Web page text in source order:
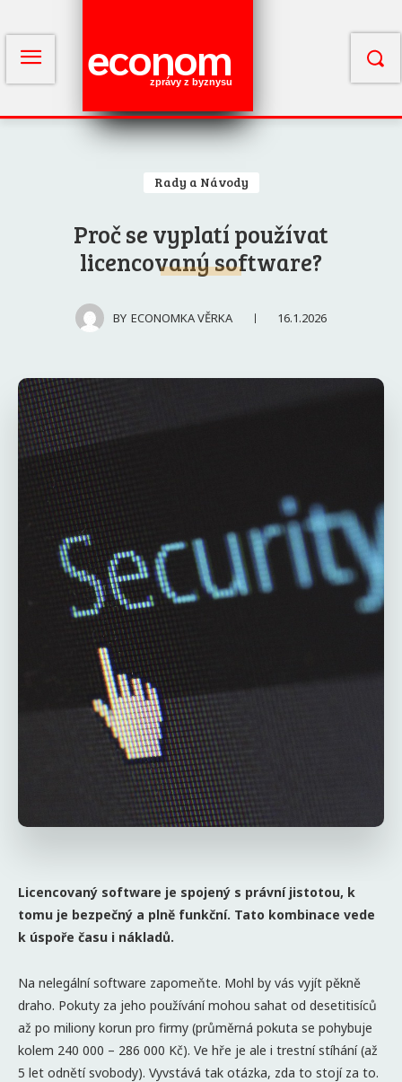
econom
zprávy z byznysu
Rady a Návody
Proč se vyplatí používat
licencovaný software?
BY ECONOMKA VĚRKA 16.1.2026
Licencovaný software je spojený s právní jistotou, k
tomu je bezpečný a plně funkční. Tato kombinace vede
k úspoře času i nákladů.
Na nelegální software zapomeňte. Mohl by vás vyjít pěkně
draho. Pokuty za jeho používání mohou sahat od desetitisíců
až po miliony korun pro firmy (průměrná pokuta se pohybuje
kolem 240 000 – 286 000 Kč). Ve hře je ale i trestní stíhání (až
5 let odnětí svobody). Vyvstává tak otázka, zda to stojí za to.